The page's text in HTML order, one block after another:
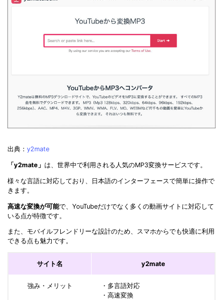
出典： y2mate
「y2mate」 は、世界中で利用される人気のMP3変換サービスです。
様々な言語に対応しており、日本語のインターフェースで簡単に操作で
きます。
高速な変換が可能で、YouTubeだけでなく多くの動画サイトに対応して
いる点が特徴です。
また、モバイルフレンドリーな設計のため、スマホからでも快適に利用
できる点も魅力です。
サイト名 y2mate
強み・メリット
・多言語対応
・高速変換